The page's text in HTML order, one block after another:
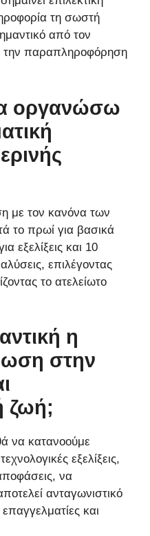
τη σωστή
από τον
την παραπληροφόρηση
οργανώσω
με τον κανόνα των
το πρωί για βασικά
εξελίξεις και 10
επιλέγοντας
το ατελείωτο
η
στην
ζωή;
να κατανοούμε
εξελίξεις,
να
ανταγωνιστικό
και